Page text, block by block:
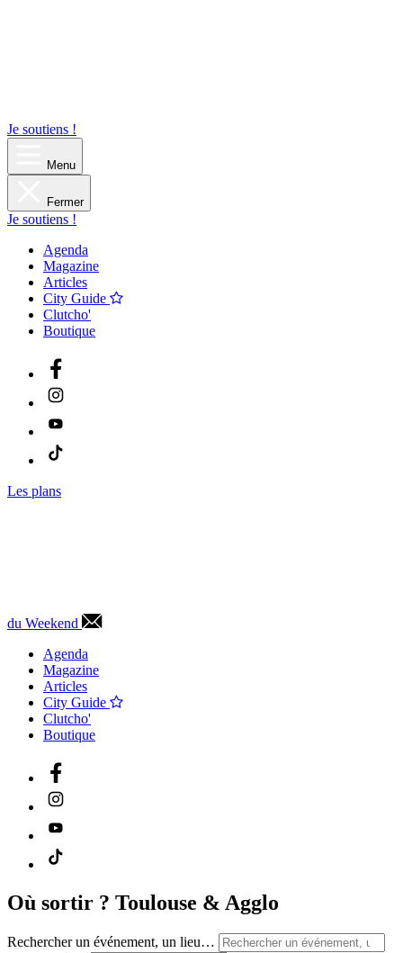
Je soutiens !
Menu
Fermer
Je soutiens !
Agenda
Magazine
Articles
City Guide
Clutcho'
Boutique
Les plans
du Weekend
Agenda
Magazine
Articles
City Guide
Clutcho'
Boutique
Où sortir ? Toulouse & Agglo
Rechercher un événement, un lieu…